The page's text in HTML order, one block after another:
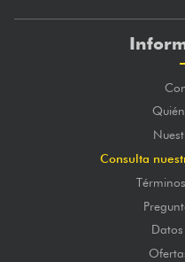
Consulta